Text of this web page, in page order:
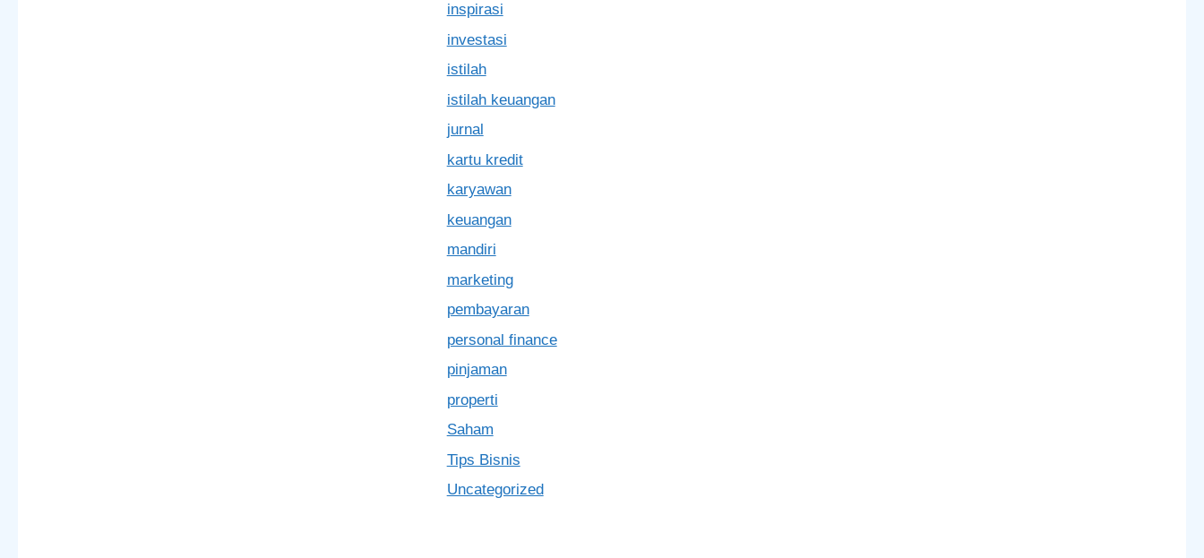
inspirasi
investasi
istilah
istilah keuangan
jurnal
kartu kredit
karyawan
keuangan
mandiri
marketing
pembayaran
personal finance
pinjaman
properti
Saham
Tips Bisnis
Uncategorized